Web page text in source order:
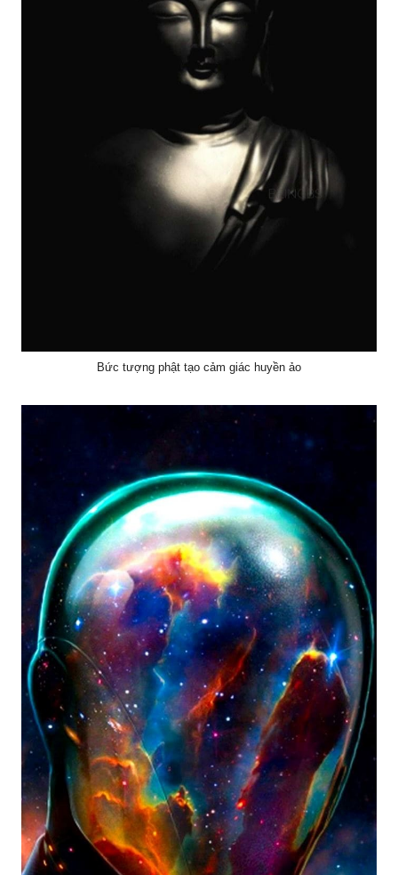
Bức tượng phật tạo cảm giác huyền ảo